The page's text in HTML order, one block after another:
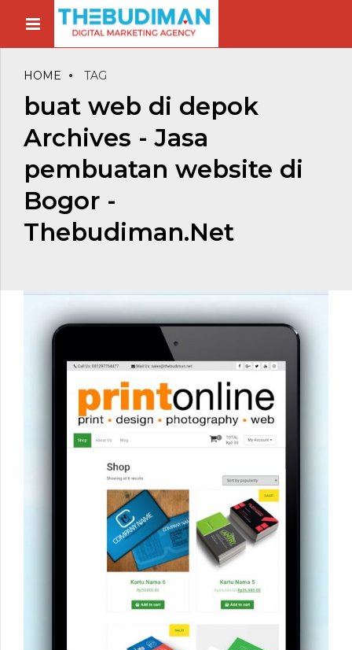
HOME TAG
buat web di depok
Archives - Jasa
pembuatan website di
Bogor -
Thebudiman.Net